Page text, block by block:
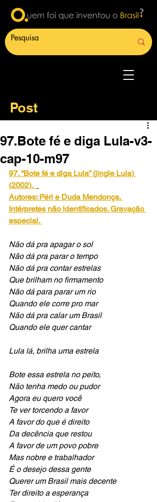
Post
97.Bote fé e diga Lula-v3-
cap-10-m97
97. “Bote fé e diga Lula” (jingle Lula)
(2002).
Autores: Péri e Duda Mendonça.
Intérpretes não identificados. Gravação
especial.
Não dá pra apagar o sol
Não dá pra parar o tempo
Não dá pra contar estrelas
Que brilham no firmamento
Não dá para parar um rio
Quando ele corre pro mar
Não dá pra calar um Brasil
Quando ele quer cantar
Lula lá, brilha uma estrela
Bote essa estrela no peito,
Não tenha medo ou pudor
Agora eu quero você
Te ver torcendo a favor
A favor do que é direito
Da decência que restou
A favor de um povo pobre
Mas nobre e trabalhador
É o desejo dessa gente
Querer um Brasil mais decente
Ter direito a esperança